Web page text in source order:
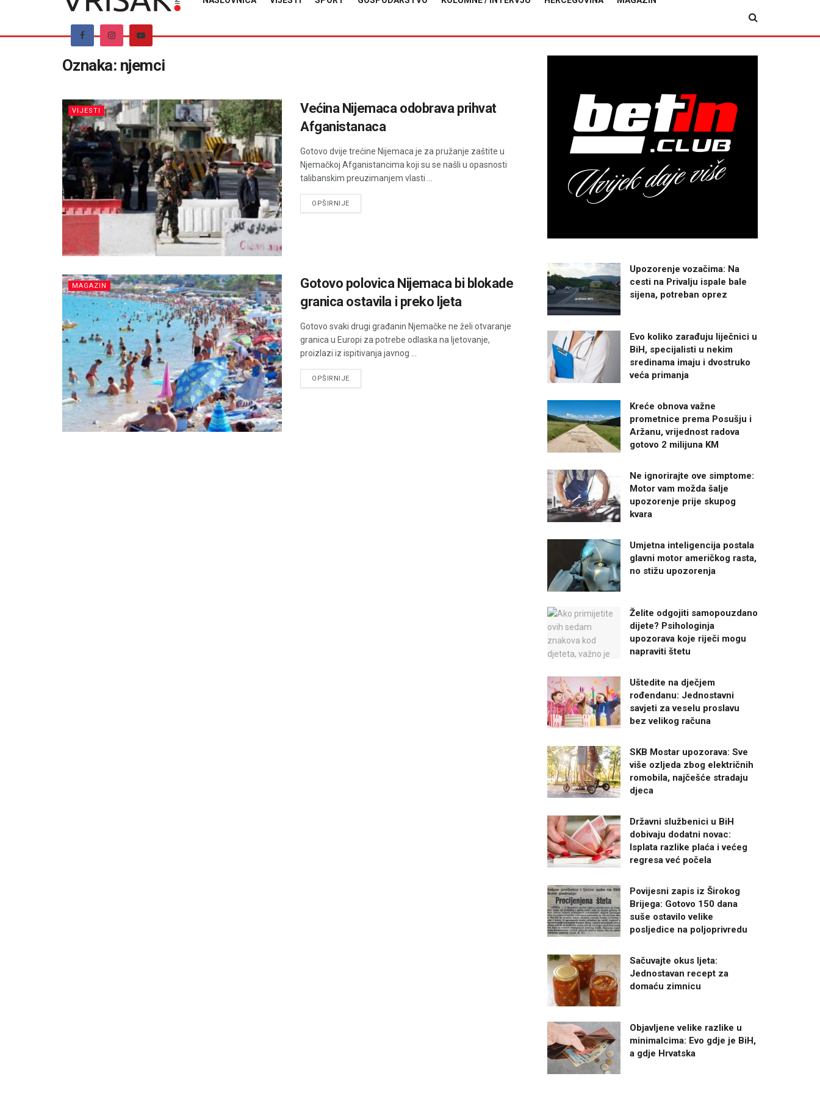
Oznaka: njemci
VIJESTI
Većina Nijemaca odobrava prihvat
Afganistanaca
Gotovo dvije trećine Nijemaca je za pružanje zaštite u
Njemačkoj Afganistancima koji su se našli u opasnosti
talibanskim preuzimanjem vlasti ...
OPŠIRNIJEDETAILS
MAGAZIN
Gotovo polovica Nijemaca bi blokade
granica ostavila i preko ljeta
Gotovo svaki drugi građanin Njemačke ne želi otvaranje
granica u Europi za potrebe odlaska na ljetovanje,
proizlazi iz ispitivanja javnog ...
OPŠIRNIJEDETAILS
Upozorenje vozačima: Na
cesti na Privalju ispale bale
sijena, potreban oprez
Evo koliko zarađuju liječnici u
BiH, specijalisti u nekim
sredinama imaju i dvostruko
veća primanja
Kreće obnova važne
prometnice prema Posušju i
Aržanu, vrijednost radova
gotovo 2 milijuna KM
Ne ignorirajte ove simptome:
Motor vam možda šalje
upozorenje prije skupog
kvara
Umjetna inteligencija postala
glavni motor američkog rasta,
no stižu upozorenja
Želite odgojiti samopouzdano
dijete? Psihologinja
upozorava koje riječi mogu
napraviti štetu
Uštedite na dječjem
rođendanu: Jednostavni
savjeti za veselu proslavu
bez velikog računa
SKB Mostar upozorava: Sve
više ozljeda zbog električnih
romobila, najčešće stradaju
djeca
Državni službenici u BiH
dobivaju dodatni novac:
Isplata razlike plaća i većeg
regresa već počela
Povijesni zapis iz Širokog
Brijega: Gotovo 150 dana
suše ostavilo velike
posljedice na poljoprivredu
Sačuvajte okus ljeta:
Jednostavan recept za
domaću zimnicu
Objavljene velike razlike u
minimalcima: Evo gdje je BiH,
a gdje Hrvatska